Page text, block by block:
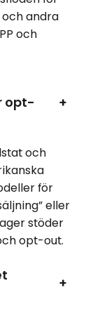
och andra
och
opt-
+
och
för
eller
stöder
opt-out.
+